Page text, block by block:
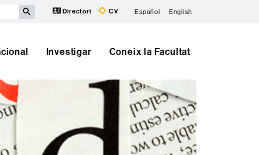
Directori CV Español English
Investigar Coneix la Facultat